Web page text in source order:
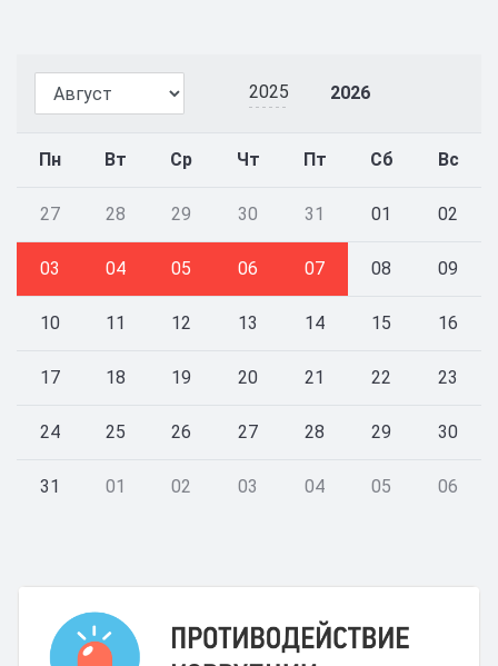
2025 2026
Пн Вт Ср Чт Пт Сб Вс
27 28 29 30 31 01 02
03 04 05 06 07 08 09
10 11 12 13 14 15 16
17 18 19 20 21 22 23
24 25 26 27 28 29 30
31 01 02 03 04 05 06